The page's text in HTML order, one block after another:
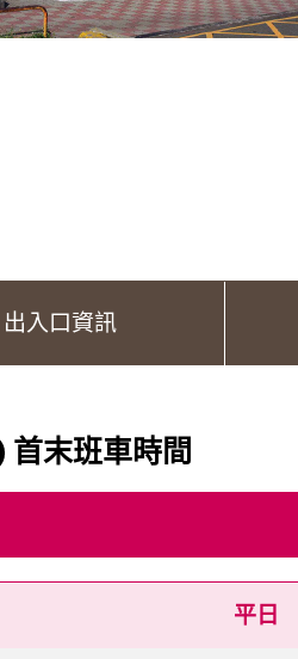
出入口資訊
首末班車時間
平日